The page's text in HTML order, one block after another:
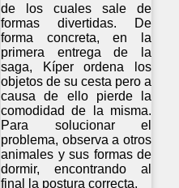
de los cuales sale de
formas divertidas. De
forma concreta, en la
primera entrega de la
saga, Kíper ordena los
objetos de su cesta pero a
causa de ello pierde la
comodidad de la misma.
Para solucionar el
problema, observa a otros
animales y sus formas de
dormir, encontrando al
final la postura correcta.